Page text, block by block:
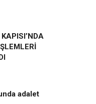
adalet